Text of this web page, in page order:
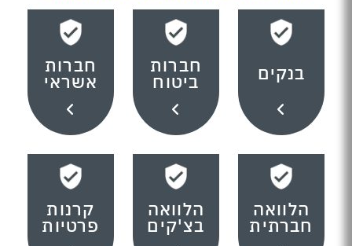
בנקים חברות
ביטוח
חברות
אשראי
הלוואה
חברתית
הלוואה
בצ'קים
קרנות
פרטיות